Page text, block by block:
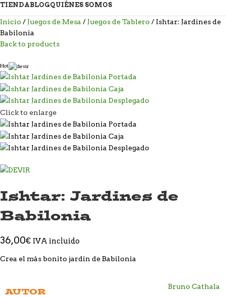
TIENDABLOGQUIÉNES SOMOS
Inicio Juegos de Mesa Juegos de Tablero
Ishtar: Jardines de
Babilonia
Back to products
Hot
Click to enlarge
Ishtar: Jardines de
Babilonia
36,00€ IVA incluido
Crea el más bonito jardín de Babilonia
AUTOR Bruno Cathala